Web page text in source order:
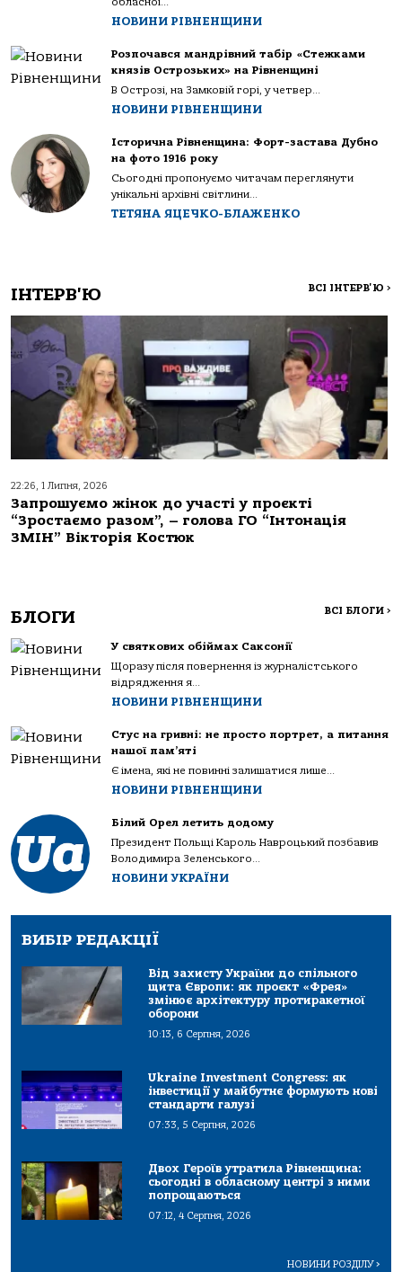
НОВИНИ РІВНЕНЩИНИ
Розпочався мандрівний табір «Стежками
князів Острозьких» на Рівненщині
В Острозі, на Замковій горі, у четвер...
НОВИНИ РІВНЕНЩИНИ
Історична Рівненщина: Форт-застава Дубно
на фото 1916 року
Сьогодні пропонуємо читачам переглянути
унікальні архівні світлини...
ТЕТЯНА ЯЦЕЧКО-БЛАЖЕНКО
ІНТЕРВ'Ю ВСІ ІНТЕРВ'Ю >
22:26, 1 Липня, 2026
Запрошуємо жінок до участі у проєкті
“Зростаємо разом”, – голова ГО “Інтонація
ЗМІН” Вікторія Костюк
БЛОГИ ВСІ БЛОГИ >
У святкових обіймах Саксонії
Щоразу після повернення із журналістського
відрядження я...
НОВИНИ РІВНЕНЩИНИ
Стус на гривні: не просто портрет, а питання
нашої пам’яті
Є імена, які не повинні залишатися лише...
НОВИНИ РІВНЕНЩИНИ
Білий Орел летить додому
Президент Польщі Кароль Навроцький позбавив
Володимира Зеленського...
НОВИНИ УКРАЇНИ
ВИБІР РЕДАКЦІЇ
Від захисту України до спільного
щита Європи: як проєкт «Фрея»
змінює архітектуру протиракетної
оборони
10:13, 6 Серпня, 2026
Ukraine Investment Congress: як
інвестиції у майбутнє формують нові
стандарти галузі
07:33, 5 Серпня, 2026
Двох Героїв утратила Рівненщина:
сьогодні в обласному центрі з ними
попрощаються
07:12, 4 Серпня, 2026
НОВИНИ РОЗДІЛУ>